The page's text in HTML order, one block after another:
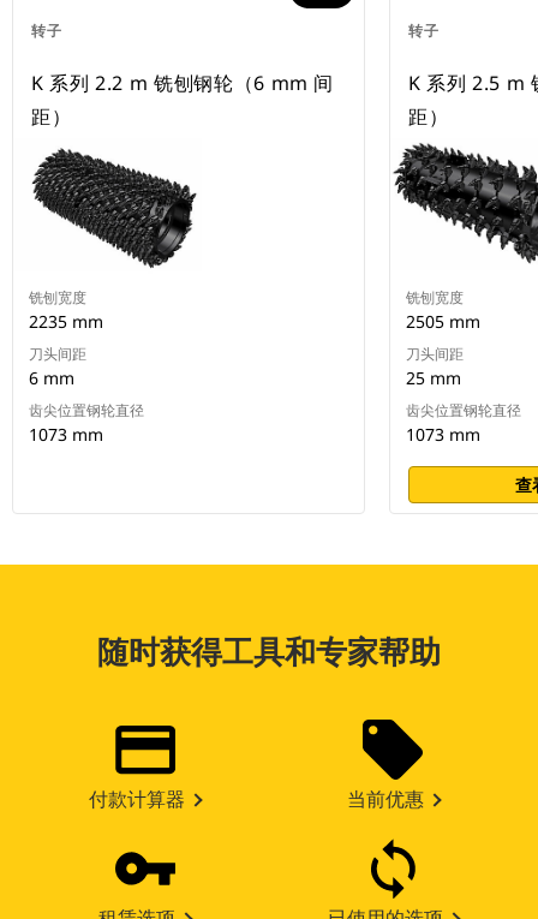
转子
K 系列 2.2 m 铣刨钢轮（6 mm 间
距）
铣刨宽度
2235 mm
刀头间距
6 mm
齿尖位置钢轮直径
1073 mm
转子
K 系列 2.5 m
距）
铣刨宽度
2505 mm
刀头间距
25 mm
齿尖位置钢轮直径
1073 mm
查
随时获得工具和专家帮助
付款计算器 当前优惠